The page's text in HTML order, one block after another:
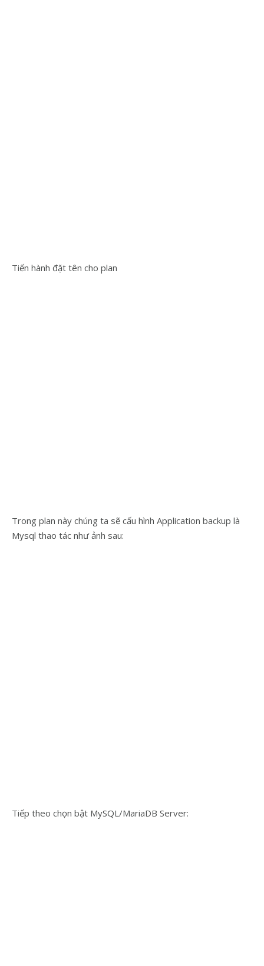
Tiến hành đặt tên cho plan
Trong plan này chúng ta sẽ cấu hình Application backup là
Mysql thao tác như ảnh sau:
Tiếp theo chọn bật MySQL/MariaDB Server: